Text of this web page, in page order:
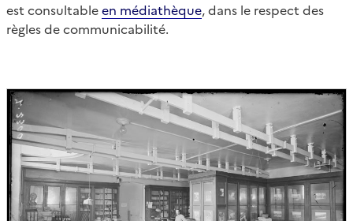
est consultableen médiathèque, dans le respect des
règles de communicabilité.